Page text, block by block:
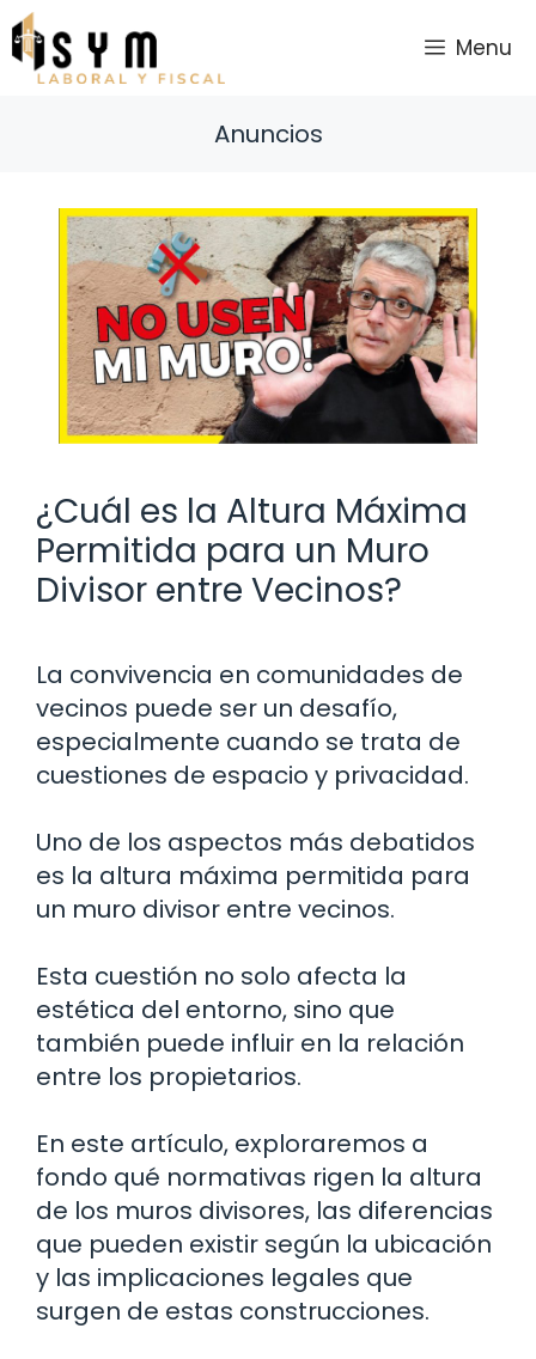
Saltar
al
contenido
Menu
Anuncios
¿Cuál es la Altura Máxima
Permitida para un Muro
Divisor entre Vecinos?
La convivencia en comunidades de
vecinos puede ser un desafío,
especialmente cuando se trata de
cuestiones de espacio y privacidad.
Uno de los aspectos más debatidos
es la altura máxima permitida para
un muro divisor entre vecinos.
Esta cuestión no solo afecta la
estética del entorno, sino que
también puede influir en la relación
entre los propietarios.
En este artículo, exploraremos a
fondo qué normativas rigen la altura
de los muros divisores, las diferencias
que pueden existir según la ubicación
y las implicaciones legales que
surgen de estas construcciones.